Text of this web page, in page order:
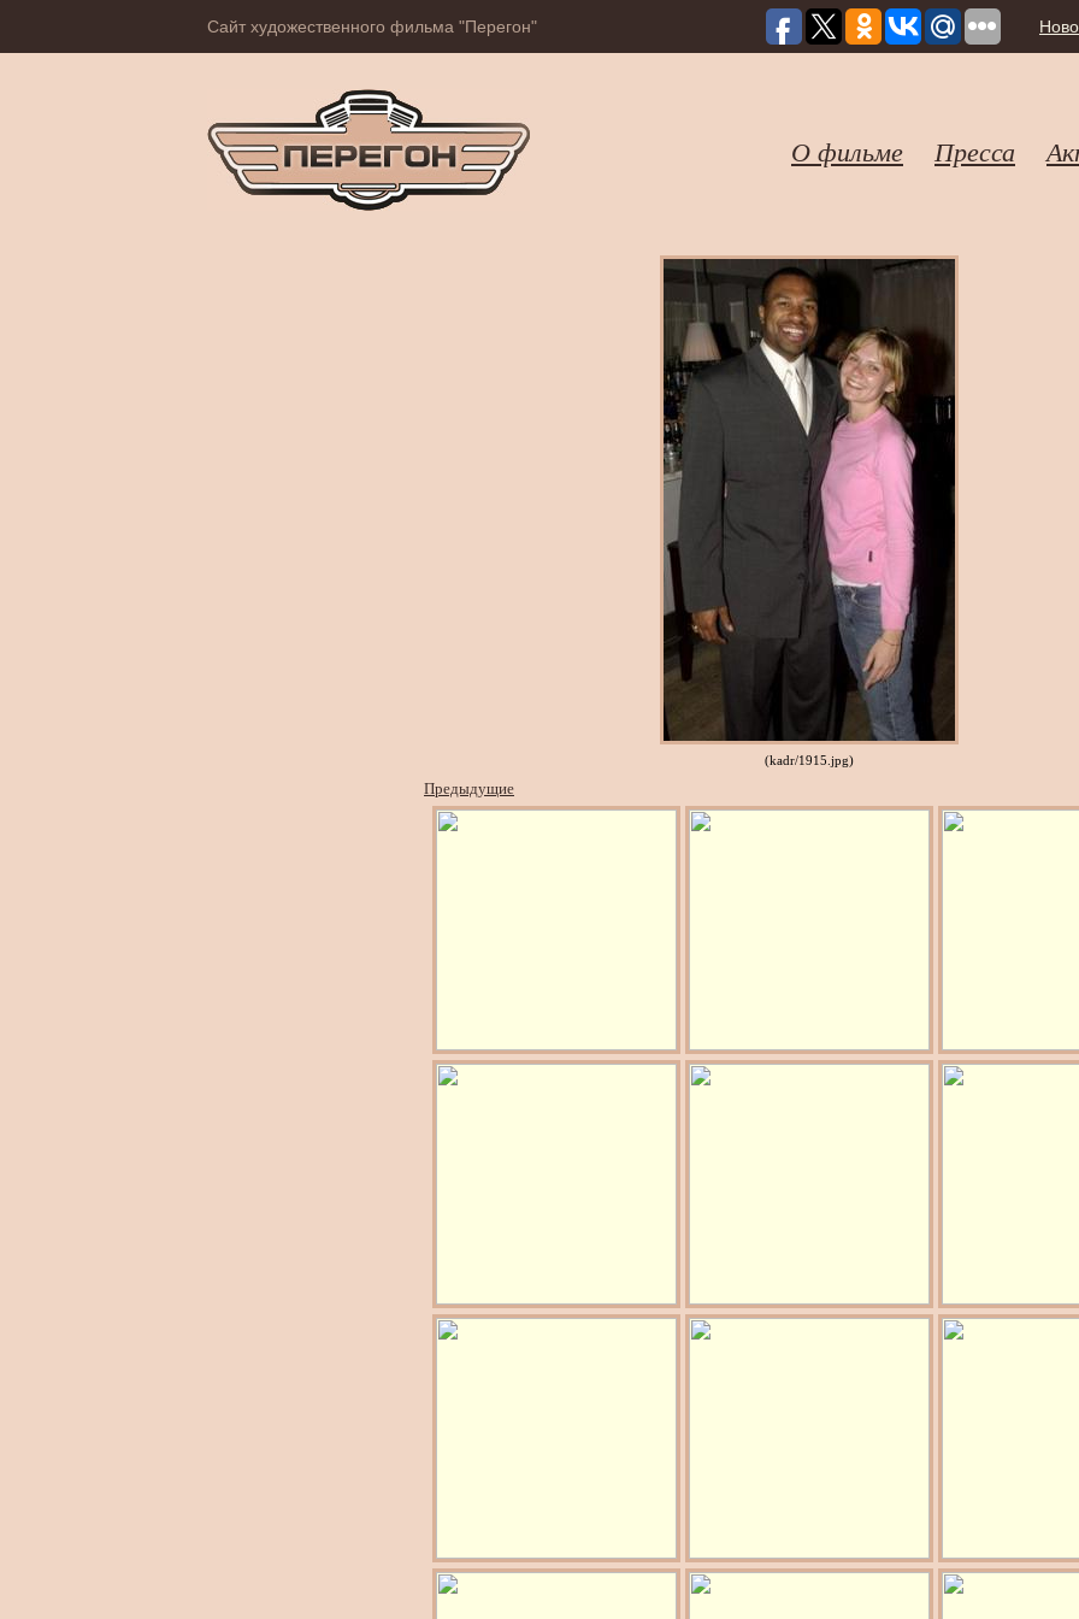
Сайт художественного фильма "Перегон"
О фильме Пресса
(kadr/1915.jpg)
Предыдущие